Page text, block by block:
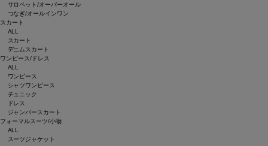
サロペット/オーバーオール
つなぎ/オールインワン
スカート
ALL
スカート
デニムスカート
ワンピース/ドレス
ALL
ワンピース
シャツワンピース
チュニック
ドレス
ジャンパースカート
フォーマルスーツ/小物
ALL
スーツジャケット